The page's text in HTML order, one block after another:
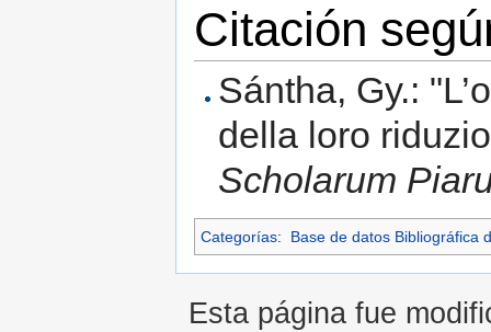
Citación
Sántha, Gy.:
della loro
Scholarum
Categorías: Base de datos Bibliográfica
Esta página fue